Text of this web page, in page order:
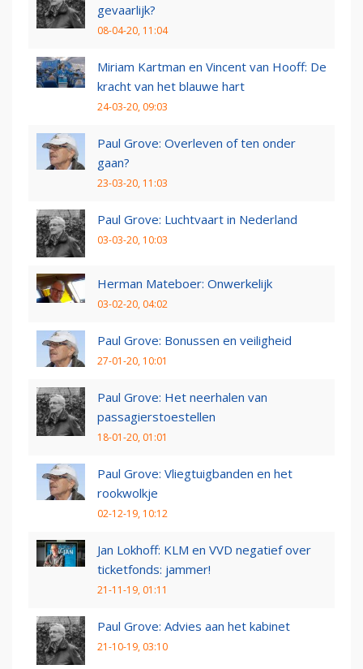
gevaarlijk?
08-04-20, 11:04
Miriam Kartman en Vincent van Hooff: De
kracht van het blauwe hart
24-03-20, 09:03
Paul Grove: Overleven of ten onder
gaan?
23-03-20, 11:03
Paul Grove: Luchtvaart in Nederland
03-03-20, 10:03
Herman Mateboer: Onwerkelijk
03-02-20, 04:02
Paul Grove: Bonussen en veiligheid
27-01-20, 10:01
Paul Grove: Het neerhalen van
passagierstoestellen
18-01-20, 01:01
Paul Grove: Vliegtuigbanden en het
rookwolkje
02-12-19, 10:12
Jan Lokhoff: KLM en VVD negatief over
ticketfonds: jammer!
21-11-19, 01:11
Paul Grove: Advies aan het kabinet
21-10-19, 03:10